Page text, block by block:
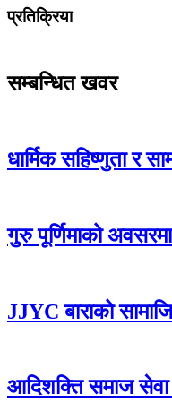
प्रतिक्रिया
सम्बन्धित खवर
धार्मिक सहिष्णुता र
गुरु पूर्णिमाको
JJYC बाराको
आदिशक्ति समाज सेवा